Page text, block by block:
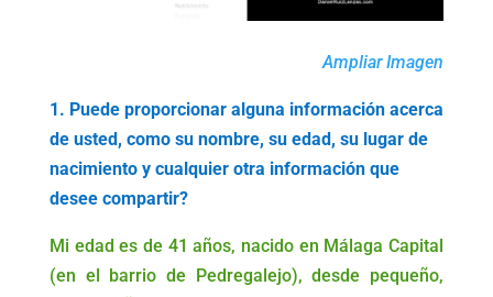
Ampliar Imagen
1. Puede proporcionar alguna información acerca
de usted, como su nombre, su edad, su lugar de
nacimiento y cualquier otra información que
desee compartir?
Mi edad es de 41 años, nacido en Málaga Capital
(en el barrio de Pedregalejo), desde pequeño,